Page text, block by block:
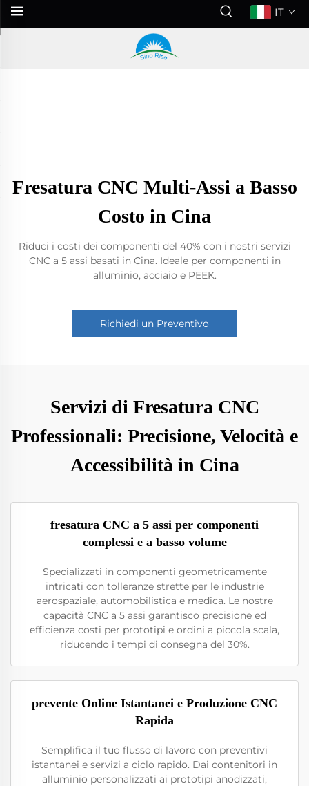
IT
Fresatura CNC Multi-Assi a Basso
Costo in Cina
Riduci i costi dei componenti del 40% con i nostri servizi
CNC a 5 assi basati in Cina. Ideale per componenti in
alluminio, acciaio e PEEK.
Richiedi un Preventivo
Servizi di Fresatura CNC
Professionali: Precisione, Velocità e
Accessibilità in Cina
fresatura CNC a 5 assi per componenti
complessi e a basso volume
Specializzati in componenti geometricamente
intricati con tolleranze strette per le industrie
aerospaziale, automobilistica e medica. Le nostre
capacità CNC a 5 assi garantisco precisione ed
efficienza costi per prototipi e ordini a piccola scala,
riducendo i tempi di consegna del 30%.
prevente Online Istantanei e Produzione CNC
Rapida
Semplifica il tuo flusso di lavoro con preventivi
istantanei e servizi a ciclo rapido. Dai contenitori in
alluminio personalizzati ai prototipi anodizzati,